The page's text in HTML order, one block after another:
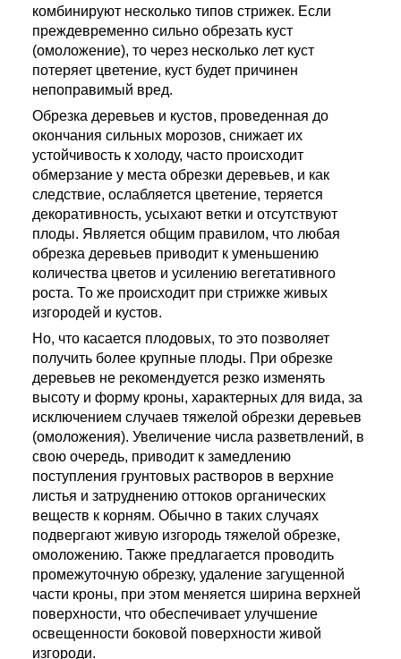
комбинируют несколько типов стрижек. Если
преждевременно сильно обрезать куст
(омоложение), то через несколько лет куст
потеряет цветение, куст будет причинен
непоправимый вред.
Обрезка деревьев и кустов, проведенная до
окончания сильных морозов, снижает их
устойчивость к холоду, часто происходит
обмерзание у места обрезки деревьев, и как
следствие, ослабляется цветение, теряется
декоративность, усыхают ветки и отсутствуют
плоды. Является общим правилом, что любая
обрезка деревьев приводит к уменьшению
количества цветов и усилению вегетативного
роста. То же происходит при стрижке живых
изгородей и кустов.
Но, что касается плодовых, то это позволяет
получить более крупные плоды. При обрезке
деревьев не рекомендуется резко изменять
высоту и форму кроны, характерных для вида, за
исключением случаев тяжелой обрезки деревьев
(омоложения). Увеличение числа разветвлений, в
свою очередь, приводит к замедлению
поступления грунтовых растворов в верхние
листья и затруднению оттоков органических
веществ к корням. Обычно в таких случаях
подвергают живую изгородь тяжелой обрезке,
омоложению. Также предлагается проводить
промежуточную обрезку, удаление загущенной
части кроны, при этом меняется ширина верхней
поверхности, что обеспечивает улучшение
освещенности боковой поверхности живой
изгороди.